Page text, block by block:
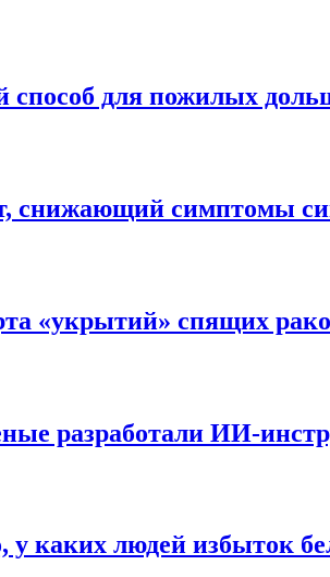
способ для пожилых
снижающий симптомы
«укрытий» спящих
разработали ИИ-
у каких людей избыток